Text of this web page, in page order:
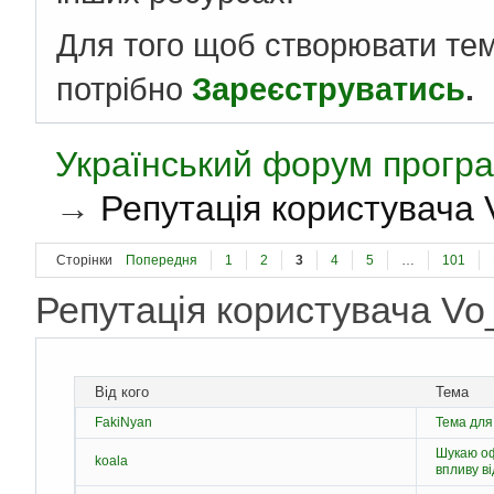
Для того щоб створювати
потрібно Зареєструватись.
Український форум
→ Репутація користувача
Сторінки Попередня 1 2 3 4 5 … 101
Репутація користувача
Від кого Тема
FakiNyan Тема
koala
Шукаю
впливу